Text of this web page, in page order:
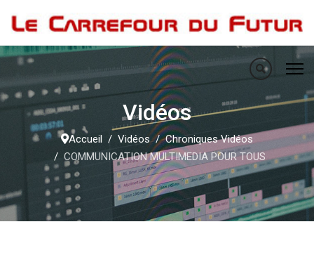
Vidéos
Accueil Vidéos
Chroniques Vidéos
COMMUNICATION MULTIMEDIA POUR TOUS